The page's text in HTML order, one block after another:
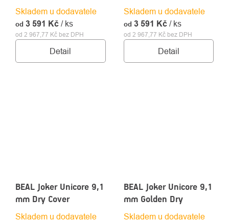
Skladem u dodavatele
od 2 967,77 Kč bez DPH
od 3 591 Kč / ks
Detail
Skladem u dodavatele
od 2 967,77 Kč bez DPH
od 3 591 Kč / ks
Detail
BEAL Joker Unicore 9,1
mm Dry Cover
Skladem u dodavatele
BEAL Joker Unicore 9,1
mm Golden Dry
Skladem u dodavatele